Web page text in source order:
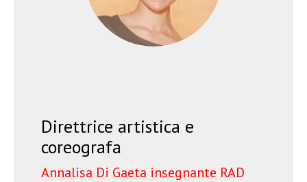
Direttrice artistica e
coreografa
Annalisa Di Gaeta insegnante RAD